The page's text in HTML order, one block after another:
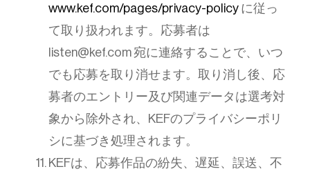
www.kef.com/pages/privacy-policy に従っ
て取り扱われます。応募者は
listen@kef.com 宛に連絡することで、いつ
でも応募を取り消せます。取り消し後、応
募者のエントリー及び関連データは選考対
象から除外され、KEFのプライバシーポリ
シに基づき処理されます。
KEFは、応募作品の紛失、遅延、誤送、不